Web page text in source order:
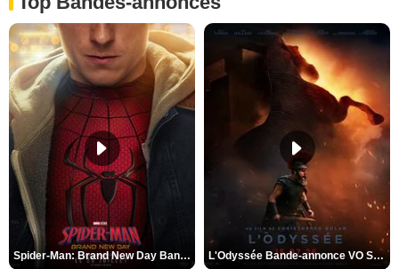
Spider-Man: Brand New Day Bande-annonce VO STFR L'Odyssée Bande-annonce VO STFR